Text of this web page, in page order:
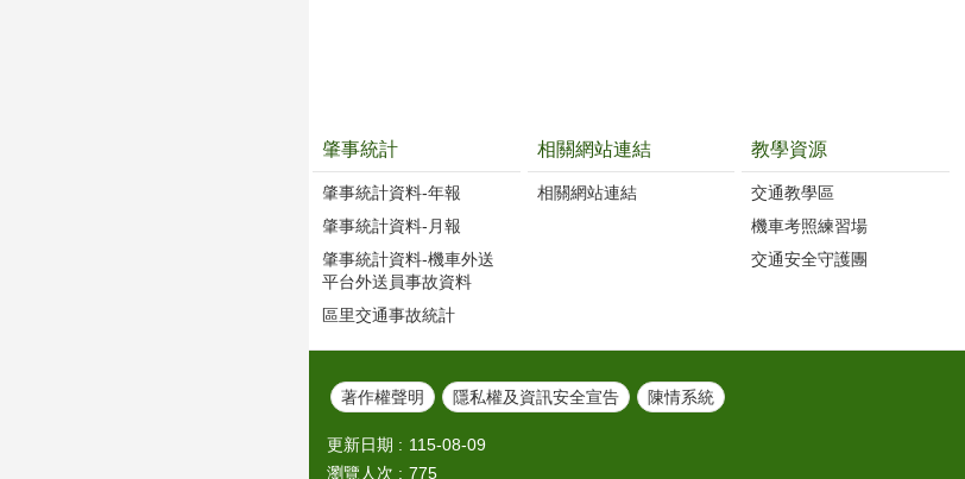
肇事統計
肇事統計資料-年報
肇事統計資料-月報
肇事統計資料-機車外送
平台外送員事故資料
區里交通事故統計
相關網站連結
相關網站連結
教學資源
交通教學區
機車考照練習場
交通安全守護團
著作權聲明 隱私權及資訊安全宣告 陳情系統
更新日期
115-08-09
瀏覽人次
775